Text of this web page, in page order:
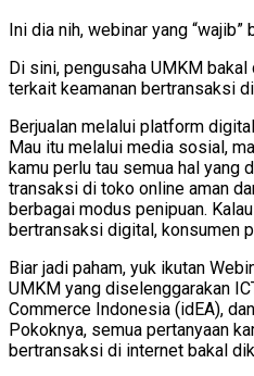
Ini dia nih, webinar yang “wajib”
Di sini, pengusaha UMKM
terkait keamanan bertransaksi
Berjualan melalui platform
Mau itu melalui media sosial,
kamu perlu tau semua hal yang
transaksi di toko online aman
berbagai modus penipuan.
bertransaksi digital, konsumen
Biar jadi paham, yuk ikutan
UMKM yang diselenggarakan
Commerce Indonesia (idEA),
Pokoknya, semua pertanyaan
bertransaksi di internet bakal